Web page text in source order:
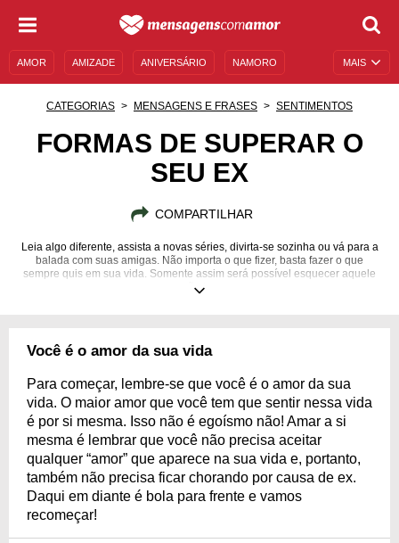
MAIS
AMOR AMIZADE ANIVERSÁRIO NAMORO
MENSAGENS DE ANIVERSÁRIO
CATEGORIAS MENSAGENS E FRASES SENTIMENTOS
FORMAS DE SUPERAR O
SEU EX
COMPARTILHAR
Leia algo diferente, assista a novas séries, divirta-se sozinha ou vá para a
balada com suas amigas. Não importa o que fizer, basta fazer o que
sempre quis em sua vida. Somente assim será possível esquecer aquele
ex que não te merece.
Você é o amor da sua vida
Para começar, lembre-se que você é o amor da sua
vida. O maior amor que você tem que sentir nessa vida
é por si mesma. Isso não é egoísmo não! Amar a si
mesma é lembrar que você não precisa aceitar
qualquer “amor” que aparece na sua vida e, portanto,
também não precisa ficar chorando por causa de ex.
Daqui em diante é bola para frente e vamos
recomeçar!